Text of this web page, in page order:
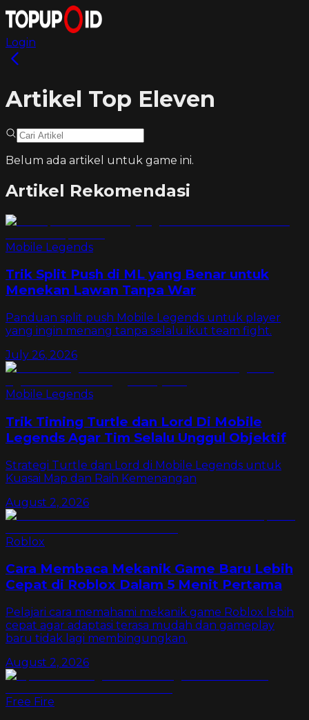
Login
Artikel Top Eleven
Belum ada artikel untuk game ini.
Artikel Rekomendasi
Mobile Legends
Trik Split Push di ML yang Benar untuk
Menekan Lawan Tanpa War
Panduan split push Mobile Legends untuk player
yang ingin menang tanpa selalu ikut team fight.
July 26, 2026
Mobile Legends
Trik Timing Turtle dan Lord Di Mobile
Legends Agar Tim Selalu Unggul Objektif
Strategi Turtle dan Lord di Mobile Legends untuk
Kuasai Map dan Raih Kemenangan
August 2, 2026
Roblox
Cara Membaca Mekanik Game Baru Lebih
Cepat di Roblox Dalam 5 Menit Pertama
Pelajari cara memahami mekanik game Roblox lebih
cepat agar adaptasi terasa mudah dan gameplay
baru tidak lagi membingungkan.
August 2, 2026
Free Fire